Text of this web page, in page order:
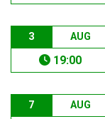
3 AUG
19:00
7 AUG